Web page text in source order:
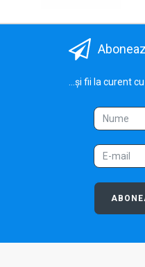
...și fii la curent